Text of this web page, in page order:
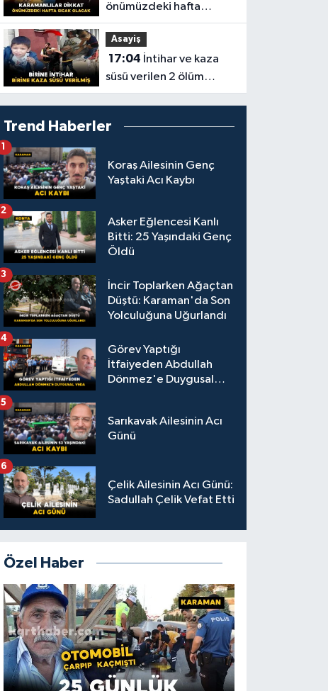
önümüzdeki hafta
sıcaklıklar esir aldı
Asayiş
17:04
süsü verilen 2 ölüm
aydınlatıldı
Trend Haberler
Koraş Ailesinin Genç
Yaştaki Acı Kaybı
1
Asker Eğlencesi Kanlı
Bitti: 25 Yaşındaki Genç
Öldü
2
İncir Toplarken Ağaçtan
Düştü: Karaman'da Son
Yolculuğuna Uğurlandı
3
Görev Yaptığı
İtfaiyeden Abdullah
Dönmez'e Duygusal
4
Sarıkavak Ailesinin Acı
Günü
5
Çelik Ailesinin Acı Günü:
Sadullah Çelik Vefat Etti
6
Özel Haber